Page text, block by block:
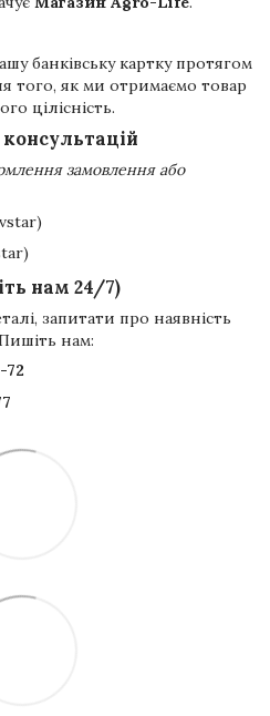
банківську картку протягом
того, як ми отримаємо товар
цілісність.
замовлення або
нам 24/7)
запитати про наявність
нам:
72